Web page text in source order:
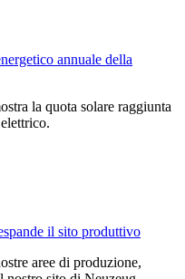
annuale della
la quota solare raggiunta
il sito produttivo
aree di produzione,